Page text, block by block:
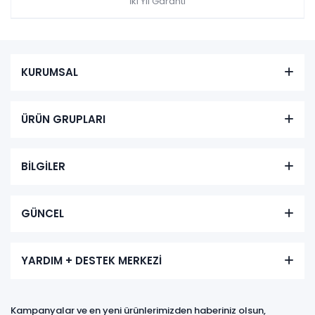
KURUMSAL
ÜRÜN GRUPLARI
BİLGİLER
GÜNCEL
YARDIM + DESTEK MERKEZİ
Kampanyalar ve en yeni ürünlerimizden haberiniz olsun,